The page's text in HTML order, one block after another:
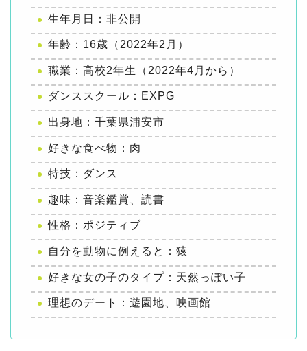
生年月日：非公開
年齢：16歳（2022年2月）
職業：高校2年生（2022年4月から）
ダンススクール：EXPG
出身地：千葉県浦安市
好きな食べ物：肉
特技：ダンス
趣味：音楽鑑賞、読書
性格：ポジティブ
自分を動物に例えると：猿
好きな女の子のタイプ：天然っぽい子
理想のデート：遊園地、映画館